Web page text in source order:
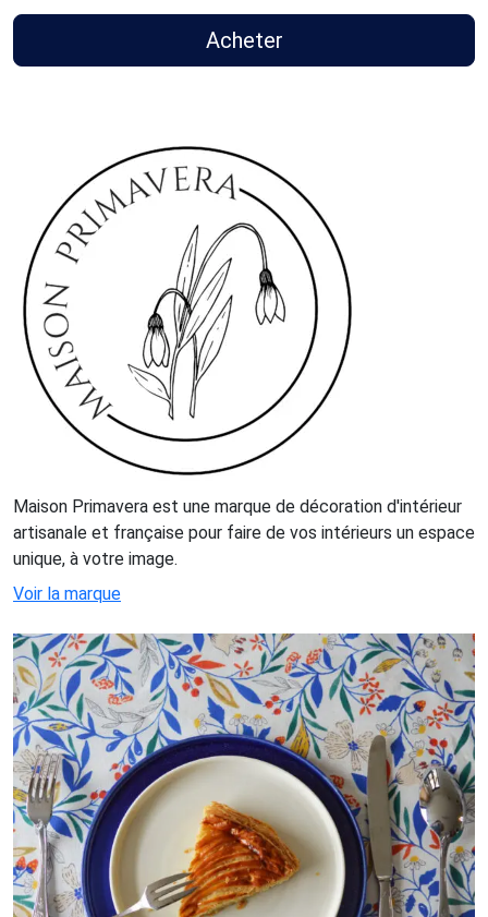
Acheter
Maison Primavera est une marque de décoration d'intérieur
artisanale et française pour faire de vos intérieurs un espace
unique, à votre image.
Voir la marque